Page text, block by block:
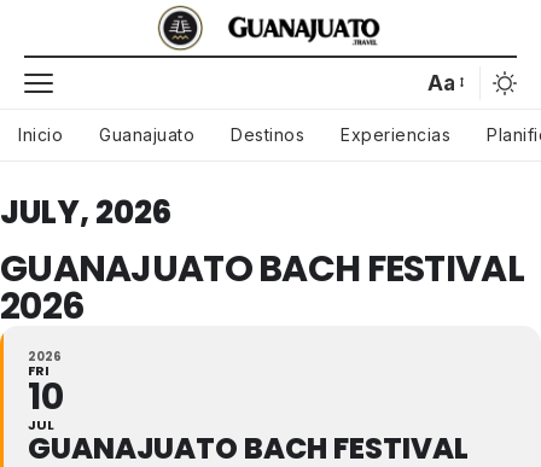
Aa
Inicio Guanajuato Destinos Experiencias
JULY, 2026
GUANAJUATO BACH FESTIVAL
2026
2026
FRI
10
JUL
GUANAJUATO BACH FESTIVAL